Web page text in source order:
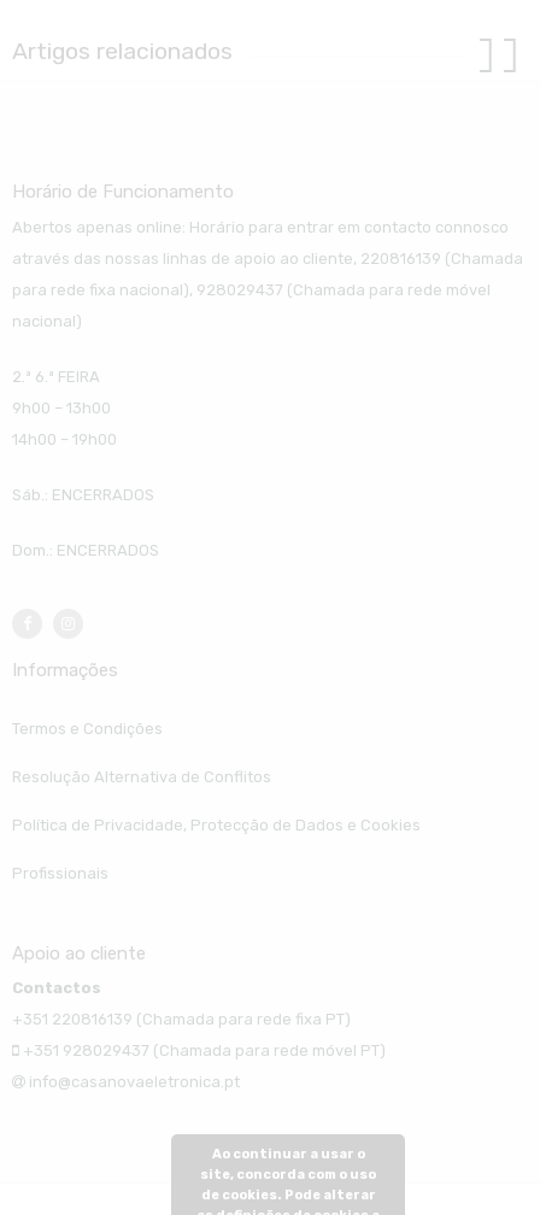
Artigos relacionados
Horário de Funcionamento
Abertos apenas online: Horário para entrar em contacto connosco
através das nossas linhas de apoio ao cliente, 220816139 (Chamada
para rede fixa nacional), 928029437 (Chamada para rede móvel
nacional)
2.ª 6.ª FEIRA
9h00 – 13h00
14h00 – 19h00
Sáb.: ENCERRADOS
Dom.: ENCERRADOS
Informações
Termos e Condições
Resolução Alternativa de Conflitos
Política de Privacidade, Protecção de Dados e Cookies
Profissionais
Apoio ao cliente
Contactos
+351 220816139 (Chamada para rede fixa PT)
+351 928029437 (Chamada para rede móvel PT)
info@casanovaeletronica.pt
Ao continuar a usar o
site, concorda com o uso
de cookies. Pode alterar